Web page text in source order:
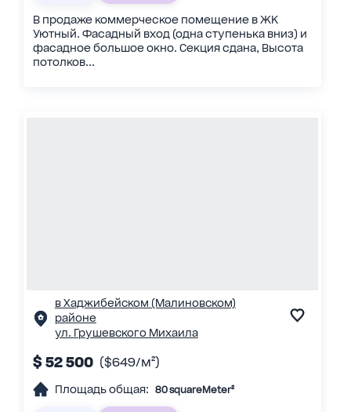
В продаже коммерческое помещение в ЖК
Уютный. Фасадный вход (одна ступенька вниз) и
фасадное большое окно. Секция сдана, Высота
потолков...
в Хаджибейском (Малиновском)
районе
ул. Грушевского Михаила
$ 52 500 ($649/м²)
Площадь общая: 80 squareMeter²